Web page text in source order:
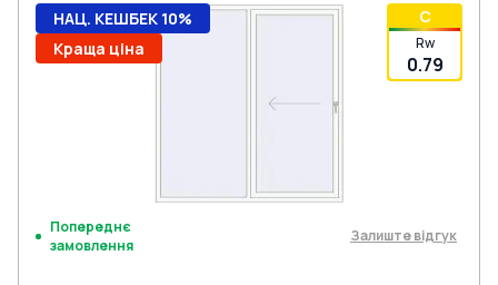
C
Rw
0.79
НАЦ. КЕШБЕК 10%
Краща ціна
Попереднє
замовлення
Залиште відгук